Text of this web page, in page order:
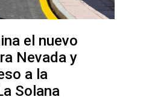
el nuevo
Nevada y
a la
Solana